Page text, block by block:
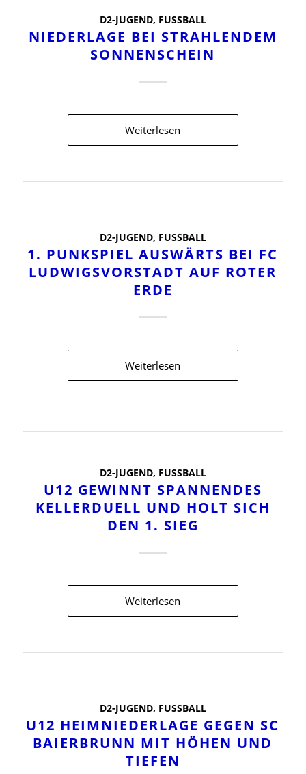
D2-JUGEND, FUSSBALL
NIEDERLAGE BEI STRAHLENDEM
SONNENSCHEIN
Weiterlesen
D2-JUGEND, FUSSBALL
1. PUNKSPIEL AUSWÄRTS BEI FC
LUDWIGSVORSTADT AUF ROTER
ERDE
Weiterlesen
D2-JUGEND, FUSSBALL
U12 GEWINNT SPANNENDES
KELLERDUELL UND HOLT SICH
DEN 1. SIEG
Weiterlesen
D2-JUGEND, FUSSBALL
U12 HEIMNIEDERLAGE GEGEN SC
BAIERBRUNN MIT HÖHEN UND
TIEFEN